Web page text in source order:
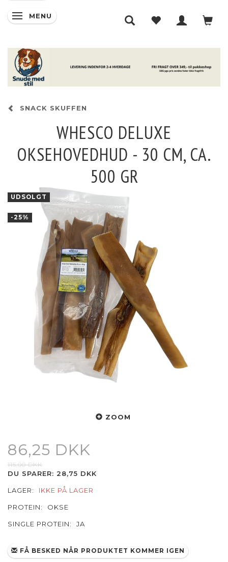
SKIFTE NAVIGATION
MENU
SNACK SKUFFEN
WHESCO DELUXE
OKSEHOVEDHUD - 30 CM, CA.
500 GR
UDSOLGT
-25%
ZOOM
86,25 DKK
115,00 DKK
DU SPARER: 28,75 DKK
LAGER: IKKE PÅ LAGER
PROTEIN: OKSE
SINGLE PROTEIN: JA
FÅ BESKED NÅR PRODUKTET KOMMER IGEN